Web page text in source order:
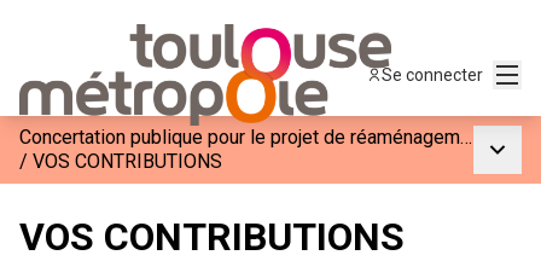
Se connecter
Concertation publique pour le projet de réaménagement de l&#39;Avenue du Bruguet entre la M4 et la M59
/ VOS CONTRIBUTIONS
VOS CONTRIBUTIONS